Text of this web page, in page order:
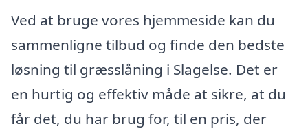
Ved at bruge vores hjemmeside kan du
sammenligne tilbud og finde den bedste
løsning til græsslåning i Slagelse. Det er
en hurtig og effektiv måde at sikre, at du
får det, du har brug for, til en pris, der